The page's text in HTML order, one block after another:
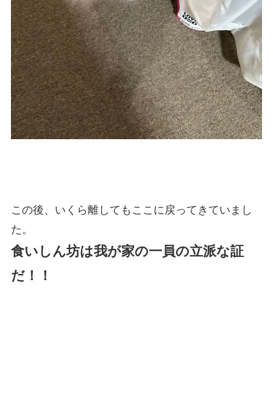
この後、いくら離してもここに戻ってきていまし
た。
食いしん坊は我が家の一員の立派な証
だ！！